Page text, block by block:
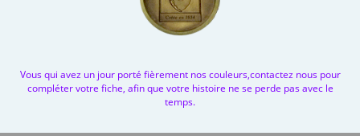
Vous qui avez un jour porté fièrement nos couleurs,contactez nous pour
compléter votre fiche, afin que votre histoire ne se perde pas avec le
temps.